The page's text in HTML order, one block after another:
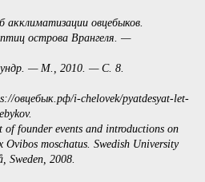
овцебыков.
острова Врангеля. —
— М., 2010. — С. 8.
овцебык.рф/i-chelovek/pyatdesyat-let-
founder events and introductions on
moschatus. Swedish University
Sweden, 2008.